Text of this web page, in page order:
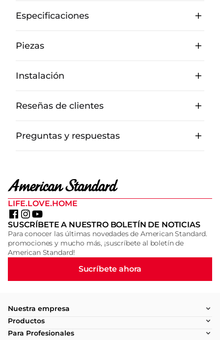
Especificaciones
Piezas
Instalación
Reseñas de clientes
Preguntas y respuestas
LIFE.LOVE.HOME
SUSCRÍBETE A NUESTRO BOLETÍN DE NOTICIAS
Para conocer las últimas novedades de American Standard.
promociones y mucho más, ¡suscríbete al boletín de
American Standard!
Sucríbete ahora
Nuestra empresa
Productos
Para Profesionales